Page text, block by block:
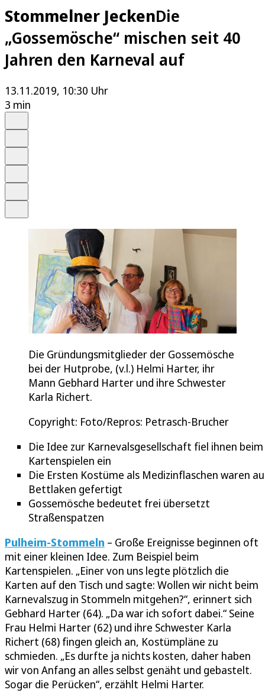
Stommelner JeckenDie
„Gossemösche“ mischen seit 40
Jahren den Karneval auf
13.11.2019, 10:30 Uhr
3 min
Die Gründungsmitglieder der Gossemösche
bei der Hutprobe, (v.l.) Helmi Harter, ihr
Mann Gebhard Harter und ihre Schwester
Karla Richert.
Copyright: Foto/Repros: Petrasch-Brucher
Die Idee zur Karnevalsgesellschaft fiel ihnen beim
Kartenspielen ein
Die Ersten Kostüme als Medizinflaschen waren
Bettlaken gefertigt
Gossemösche bedeutet frei übersetzt
Straßenspatzen
Pulheim-Stommeln – Große Ereignisse beginnen oft
mit einer kleinen Idee. Zum Beispiel beim
Kartenspielen. „Einer von uns legte plötzlich die
Karten auf den Tisch und sagte: Wollen wir nicht beim
Karnevalszug in Stommeln mitgehen?“, erinnert sich
Gebhard Harter (64). „Da war ich sofort dabei.“ Seine
Frau Helmi Harter (62) und ihre Schwester Karla
Richert (68) fingen gleich an, Kostümpläne zu
schmieden. „Es durfte ja nichts kosten, daher haben
wir von Anfang an alles selbst genäht und gebastelt.
Sogar die Perücken“, erzählt Helmi Harter.